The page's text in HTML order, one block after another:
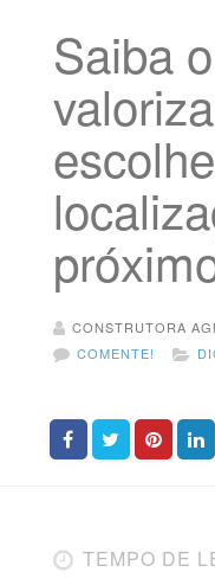
Saiba
CONSTRUTORA
COMENTE!
TEMPO DE